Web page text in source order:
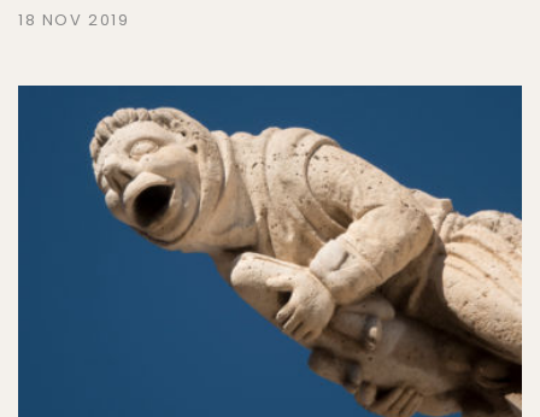
18 NOV 2019